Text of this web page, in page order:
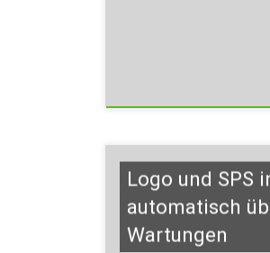
Logo und SPS
automatisch
Wartungen